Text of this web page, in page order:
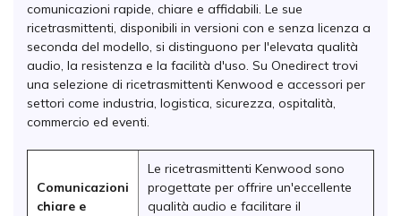
comunicazioni rapide, chiare e affidabili. Le sue
ricetrasmittenti, disponibili in versioni con e senza licenza a
seconda del modello, si distinguono per l'elevata qualità
audio, la resistenza e la facilità d'uso. Su Onedirect trovi
una selezione di ricetrasmittenti Kenwood e accessori per
settori come industria, logistica, sicurezza, ospitalità,
commercio ed eventi.
Comunicazioni
chiare e
Le ricetrasmittenti Kenwood sono
progettate per offrire un'eccellente
qualità audio e facilitare il